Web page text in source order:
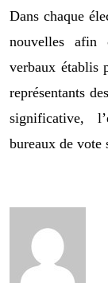
Dans chaque
nouvelles afin
verbaux établis
représentants
significative,
bureaux de vote